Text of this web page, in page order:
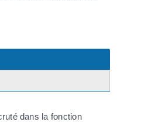
dans la fonction